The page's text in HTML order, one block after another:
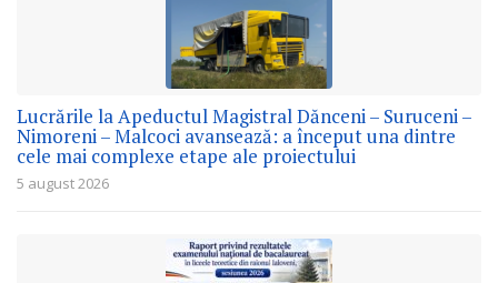
Lucrările la Apeductul Magistral Dănceni – Suruceni –
Nimoreni – Malcoci avansează: a început una dintre
cele mai complexe etape ale proiectului
5 august 2026